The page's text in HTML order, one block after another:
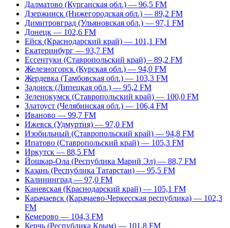
Далматово (Курганская обл.) — 96,5 FM
Дзержинск (Нижегородская обл.) — 89,2 FM
Димитровград (Ульяновская обл.) — 97,1 FM
Донецк — 102,6 FM
Ейск (Краснодарский край) — 101,1 FM
Екатеринбург — 93,7 FM
Ессентуки (Ставропольский край) – 89,2 FM
Железногорск (Курская обл.) — 94,0 FM
Жердевка (Тамбовская обл.) — 103,3 FM
Задонск (Липецкая обл.) — 95,2 FM
Зеленокумск (Ставропольский край) — 100,0 FM
Златоуст (Челябинская обл.) — 106,4 FM
Иваново — 99,7 FM
Ижевск (Удмуртия) — 97,0 FM
Изобильный (Ставропольский край) — 94,8 FM
Ипатово (Ставропольский край) — 105,3 FM
Иркутск — 88,5 FM
Йошкар-Ола (Республика Марий Эл) — 88,7 FM
Казань (Республика Татарстан) — 95,5 FM
Калининград — 97,0 FM
Каневская (Краснодарский край) — 105,1 FM
Карачаевск (Карачаево-Черкесская республика) — 102,3
FM
Кемерово — 104,3 FM
Керчь (Республика Крым) — 101,8 FM